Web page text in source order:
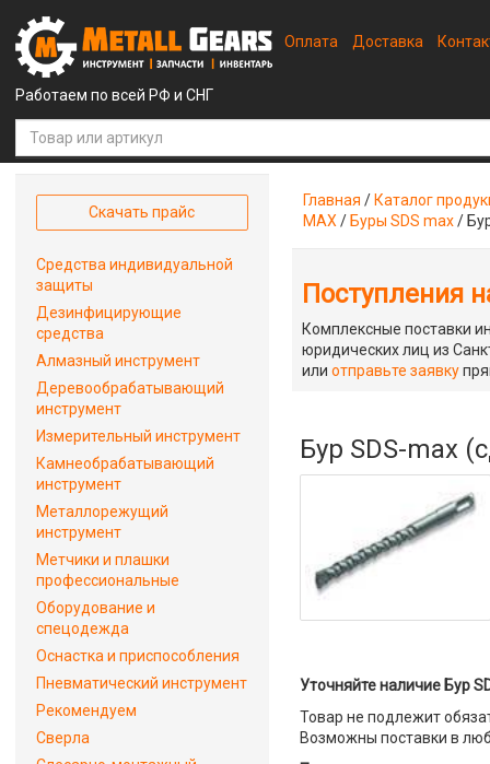
Работаем по всей РФ и СНГ
Оплата Доставка
Главная / Каталог
MAX / Буры SDS max/
Поступления
Комплексные поставки
юридических лиц из
илиотправьте заявку
Бур SDS-max
Уточняйте наличие Бур
Товар не подлежит
Возможны поставки в
Скачать прайс
Средства индивидуальной
защиты
Дезинфицирующие
средства
Алмазный инструмент
Деревообрабатывающий
инструмент
Измерительный инструмент
Камнеобрабатывающий
инструмент
Металлорежущий
инструмент
Метчики и плашки
профессиональные
Оборудование и
спецодежда
Оснастка и приспособления
Пневматический инструмент
Рекомендуем
Сверла